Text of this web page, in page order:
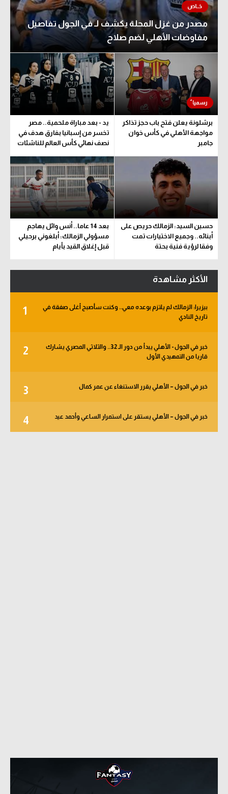
مصدر من غزل المحلة يكشف لـ في الجول تفاصيل
مفاوضات الأهلي لضم صلاح
برشلونة يعلن فتح باب حجز تذاكر
مواجهة الأهلي في كأس خوان
جامبر
يد - بعد مباراة ملحمية.. مصر
تخسر من إسبانيا بفارق هدف في
نصف نهائي كأس العالم للناشئات
حسين السيد: الزمالك حريص على
أبنائه.. وجميع الاختيارات تمت
وفقا لرؤية فنية بحتة
بعد 14 عاما.. أنس وائل يهاجم
مسؤولي الزمالك: أبلغوني برحيلي
قبل إغلاق القيد بأيام
الأكثر مشاهدة
1
بيزيرا: الزمالك لم يلتزم بوعده معي.. وكنت سأصبح أغلى صفقة في
تاريخ النادي
2
خبر في الجول - الأهلي يبدأ من دور الـ 32.. والثلاثي المصري يشارك
قاريا من التمهيدي الأول
3 خبر في الجول – الأهلي يقرر الاستنغاء عن عمر كمال
4 خبر في الجول – الأهلي يستقر على استمرار الساعي وأحمد عيد